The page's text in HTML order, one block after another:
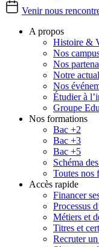
Venir nous
A propos
Histoire &
Nos
Nos
Notre
Nos
Étudier à
Groupe
Nos formations
Bac +2
Bac +3
Bac +5
Schéma
Toutes nos
Accès rapide
Financer
Processus
Métiers et
Titres et
Recruter